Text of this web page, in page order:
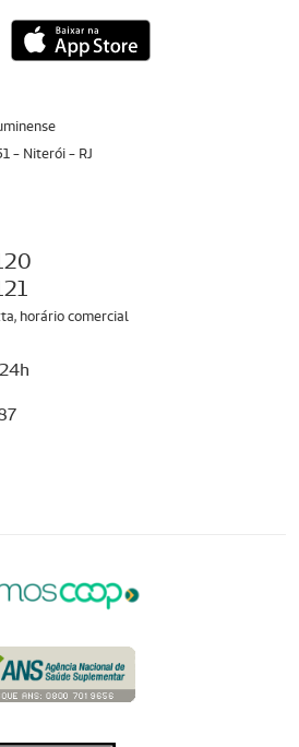
- Niterói - RJ
horário comercial